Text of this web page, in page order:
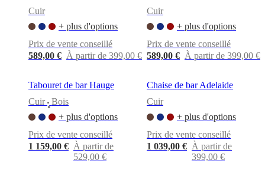
BoConcept
l’entreprise
L’histoireEspace
Savoir-
designersPersonnalisation
Standards
d’accessibilitéDevenir
franchiséProfessionalsTrade
Articles
Cuir
+ plus d'options
Prix de vente conseillé
589,00 € À partir de 399,00 €
Cuir
+ plus d'options
Prix de vente conseillé
589,00 € À partir de 399,00 €
Tabouret de bar Hauge
Cuir
•
Bois
+ plus d'options
Prix de vente conseillé
1 159,00 € À partir de
529,00 €
Chaise de bar Adelaide
Cuir
+ plus d'options
Prix de vente conseillé
1 039,00 € À partir de
399,00 €